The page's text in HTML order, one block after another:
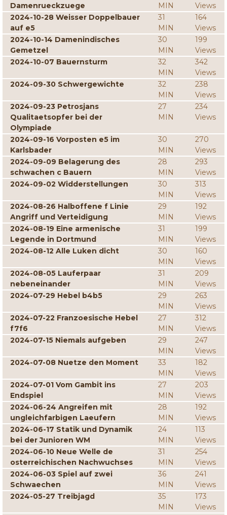
Damenrueckzuege
MIN
Views
2024-10-28 Weisser Doppelbauer
auf e5
31
MIN
164
Views
2024-10-14 Damenindisches
Gemetzel
30
MIN
199
Views
2024-10-07 Bauernsturm
32
MIN
342
Views
2024-09-30 Schwergewichte
32
MIN
238
Views
2024-09-23 Petrosjans
Qualitaetsopfer bei der
Olympiade
27
MIN
234
Views
2024-09-16 Vorposten e5 im
Karlsbader
30
MIN
270
Views
2024-09-09 Belagerung des
schwachen c Bauern
28
MIN
293
Views
2024-09-02 Widderstellungen
30
MIN
313
Views
2024-08-26 Halboffene f Linie
Angriff und Verteidigung
29
MIN
192
Views
2024-08-19 Eine armenische
Legende in Dortmund
31
MIN
199
Views
2024-08-12 Alle Luken dicht
30
MIN
160
Views
2024-08-05 Lauferpaar
nebeneinander
31
MIN
209
Views
2024-07-29 Hebel b4b5
29
MIN
263
Views
2024-07-22 Franzoesische Hebel
f7f6
27
MIN
312
Views
2024-07-15 Niemals aufgeben
29
MIN
247
Views
2024-07-08 Nuetze den Moment
33
MIN
182
Views
2024-07-01 Vom Gambit ins
Endspiel
27
MIN
203
Views
2024-06-24 Angreifen mit
ungleichfarbigen Laeufern
28
MIN
192
Views
2024-06-17 Statik und Dynamik
bei der Junioren WM
24
MIN
113
Views
2024-06-10 Neue Welle de
osterreichischen Nachwuchses
31
MIN
254
Views
2024-06-03 Spiel auf zwei
Schwaechen
36
MIN
241
Views
2024-05-27 Treibjagd
35
MIN
173
Views